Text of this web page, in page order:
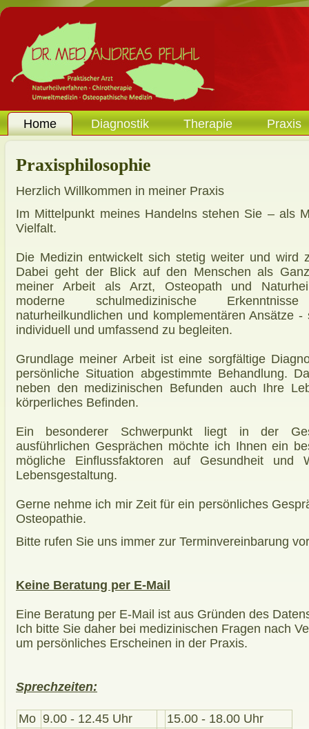
Home Diagnostik Therapie Praxis
Praxisphilosophie
Herzlich Willkommen in meiner Praxis
Im Mittelpunkt meines Handelns stehen Sie – als
Vielfalt.
Die Medizin entwickelt sich stetig weiter und wird
Dabei geht der Blick auf den Menschen als
meiner Arbeit als Arzt, Osteopath und
moderne schulmedizinische
naturheilkundlichen und komplementären Ansätze
individuell und umfassend zu begleiten.
Grundlage meiner Arbeit ist eine sorgfältige
persönliche Situation abgestimmte Behandlung.
neben den medizinischen Befunden auch Ihre
körperliches Befinden.
Ein besonderer Schwerpunkt liegt in der
ausführlichen Gesprächen möchte ich Ihnen ein
mögliche Einflussfaktoren auf Gesundheit
Lebensgestaltung.
Gerne nehme ich mir Zeit für ein persönliches
Osteopathie.
Bitte rufen Sie uns immer zur Terminvereinbarung
Keine Beratung per E-Mail
Eine Beratung per E-Mail ist aus Gründen des
Ich bitte Sie daher bei medizinischen Fragen nach
um persönliches Erscheinen in der Praxis.
Sprechzeiten:
Mo 9.00 - 12.45 Uhr
15.00 - 18.00 Uhr